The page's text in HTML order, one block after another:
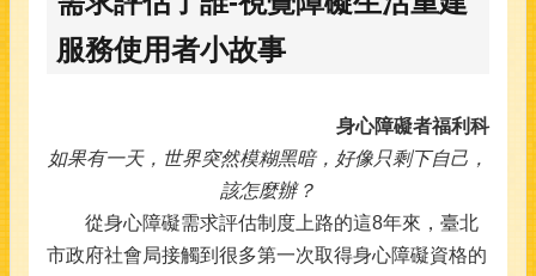
服務使用者小故事
身心障礙者福利科
如果有一天，世界突然模糊黑暗，好像只剩下自己，
該怎麼辦？
從身心障礙需求評估制度上路的這8年來，臺北
市政府社會局接觸到很多第一次取得身心障礙資格的